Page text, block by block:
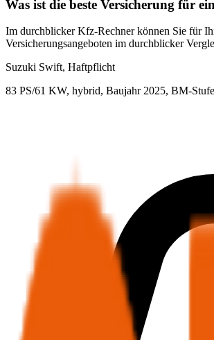
Was ist die beste Versicherung für
Im durchblicker Kfz-Rechner können Sie für
Versicherungsangeboten im durchblicker
Suzuki Swift, Haftpflicht
83 PS/61 KW, hybrid, Baujahr 2025, BM-Stufe